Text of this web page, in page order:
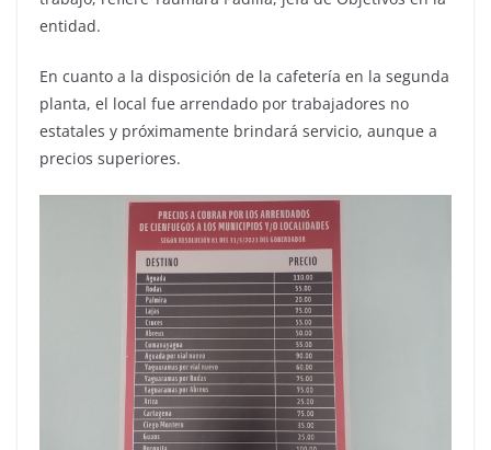
entidad.
En cuanto a la disposición de la cafetería en la segunda
planta, el local fue arrendado por trabajadores no
estatales y próximamente brindará servicio, aunque a
precios superiores.